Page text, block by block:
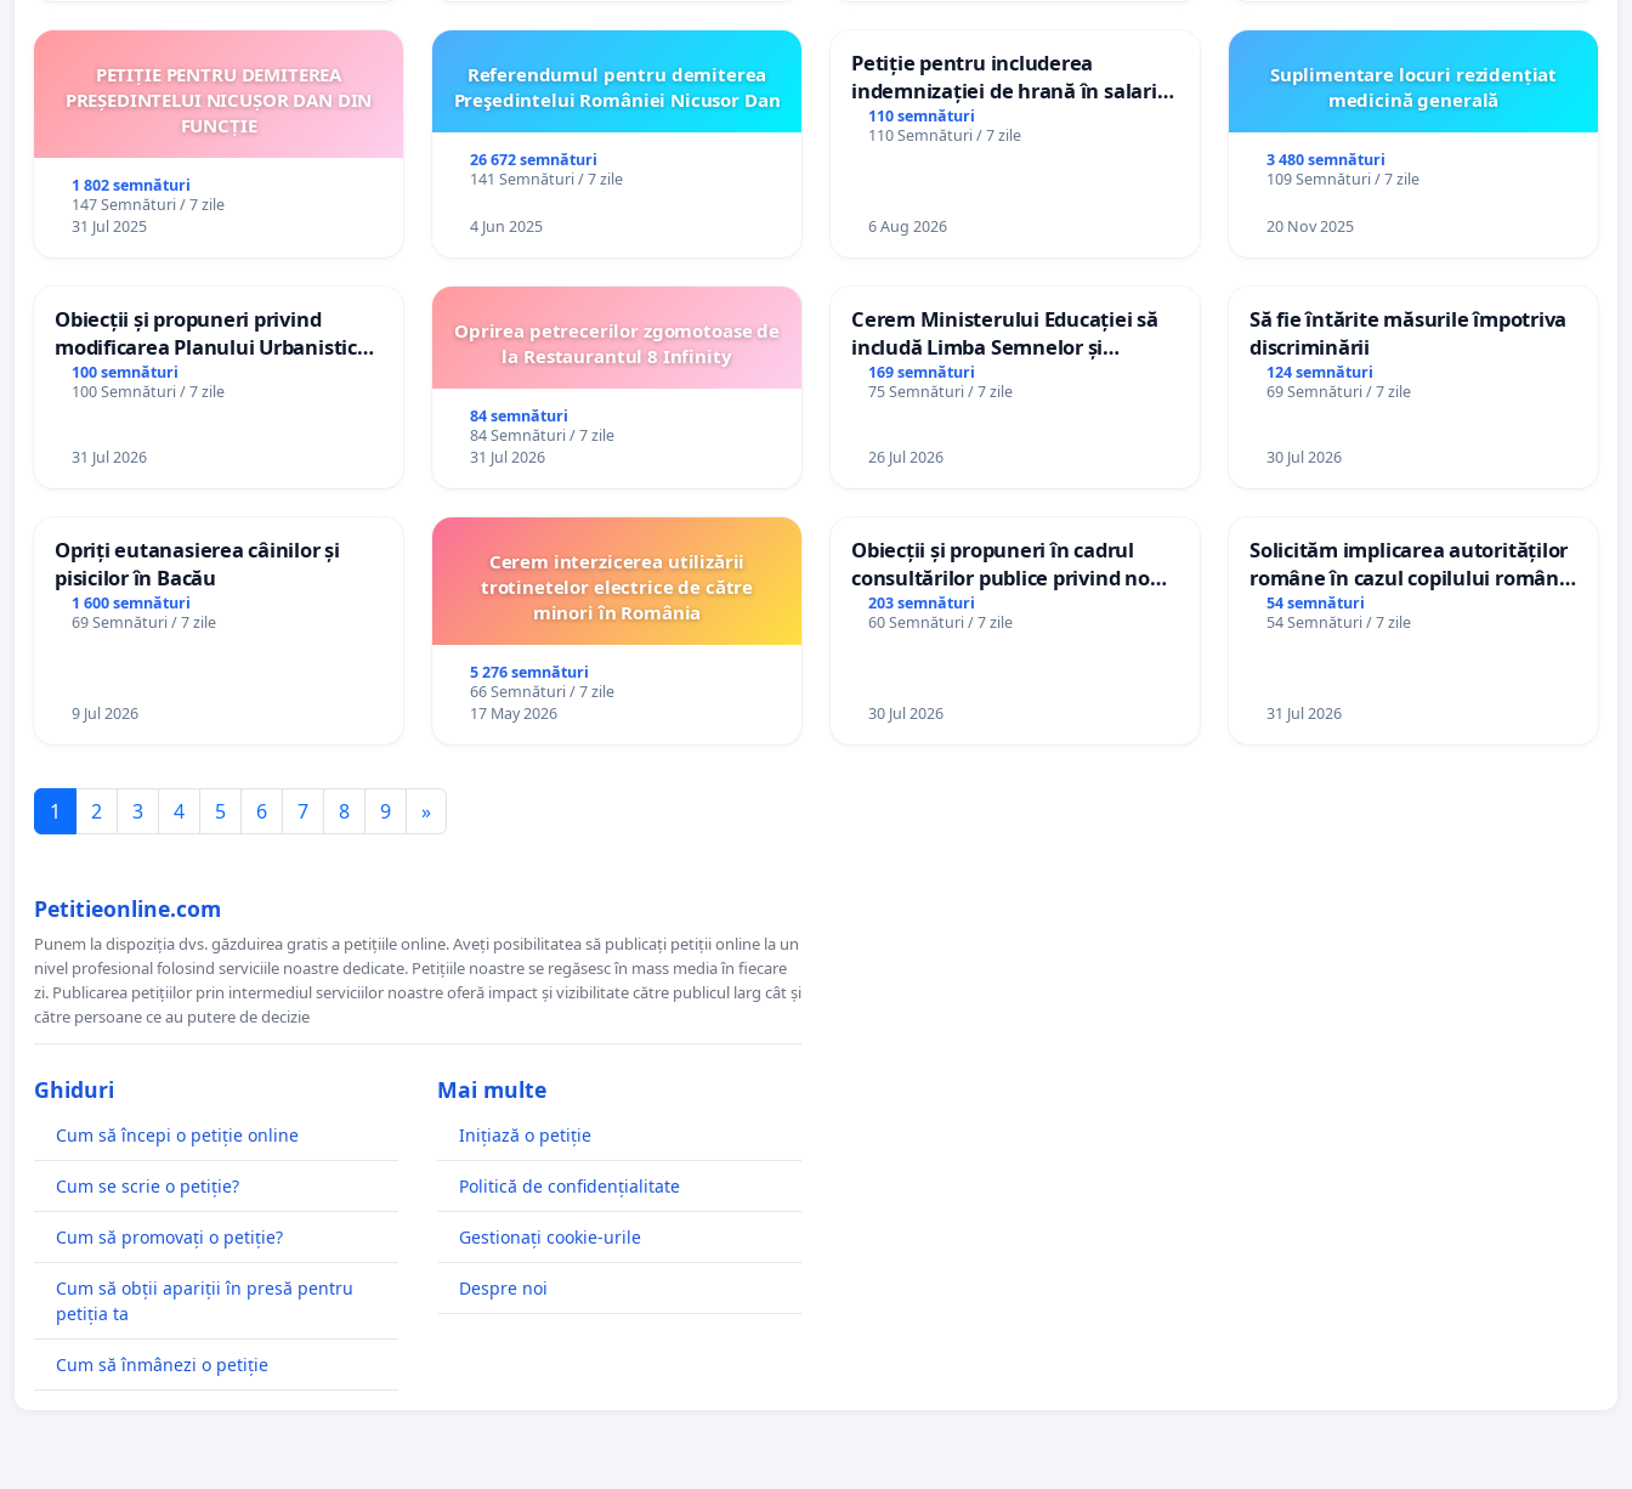
PETIȚIE PENTRU DEMITEREA
PREȘEDINTELUI NICUȘOR DAN DIN
FUNCȚIE
1 802 semnături
147 Semnături / 7 zile
31 Jul 2025
Referendumul pentru demiterea
Preşedintelui României Nicusor Dan
26 672 semnături
141 Semnături / 7 zile
4 Jun 2025
Petiție pentru includerea
indemnizației de hrană în salariul
de bază și protejarea gradațiilor
de vechime pentru asistenții
110 semnături
110 Semnături / 7 zile
6 Aug 2026
Suplimentare locuri rezidențiat
medicină generală
3 480 semnături
109 Semnături / 7 zile
20 Nov 2025
Obiecții și propuneri privind
modificarea Planului Urbanistic
General al orașului Ialoveni
100 semnături
100 Semnături / 7 zile
31 Jul 2026
Oprirea petrecerilor zgomotoase de
la Restaurantul 8 Infinity
84 semnături
84 Semnături / 7 zile
31 Jul 2026
Cerem Ministerului Educației să
includă Limba Semnelor și
alfabetul Braille în școlile din
Republica Moldova!
169 semnături
75 Semnături / 7 zile
26 Jul 2026
Să fie întărite măsurile împotriva
discriminării
124 semnături
69 Semnături / 7 zile
30 Jul 2026
Opriți eutanasierea câinilor și
pisicilor în Bacău
1 600 semnături
69 Semnături / 7 zile
9 Jul 2026
Cerem interzicerea utilizării
trotinetelor electrice de către
minori în România
5 276 semnături
66 Semnături / 7 zile
17 May 2026
Obiecții și propuneri în cadrul
consultărilor publice privind noul
Plan Urbanistic General (PUG)
Ialoveni
203 semnături
60 Semnături / 7 zile
30 Jul 2026
Solicităm implicarea autorităților
române în cazul copilului român
Wiliam Kristian Gheorghe, aflat în
plasament în Danemarca de 12
54 semnături
54 Semnături / 7 zile
31 Jul 2026
1 2 3 4 5 6 7 8 9 »
Petitieonline.com
Punem la dispoziția dvs. găzduirea gratis a petițiile online. Aveți posibilitatea să publicați petiții online la un
nivel profesional folosind serviciile noastre dedicate. Petițiile noastre se regăsesc în mass media în fiecare
zi. Publicarea petițiilor prin intermediul serviciilor noastre oferă impact și vizibilitate către publicul larg cât și
către persoane ce au putere de decizie
Ghiduri
Cum să începi o petiție online
Cum se scrie o petiție?
Cum să promovați o petiție?
Cum să obții apariții în presă pentru
petiția ta
Cum să înmânezi o petiție
Mai multe
Inițiază o petiție
Politică de confidențialitate
Gestionați cookie-urile
Despre noi